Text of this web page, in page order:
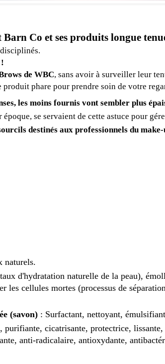
Co et ses produits longue
de WBC, sans avoir à surveiller leur
phare pour prendre soin de votre
les moins fournis vont sembler plus
se servaient de cette astuce pour
destinés aux professionnels du
naturels.
d'hydratation naturelle de la peau),
cellules mortes (processus de
(savon) : Surfactant, nettoyant,
purifiante, cicatrisante, protectrice,
anti-radicalaire, antioxydante,